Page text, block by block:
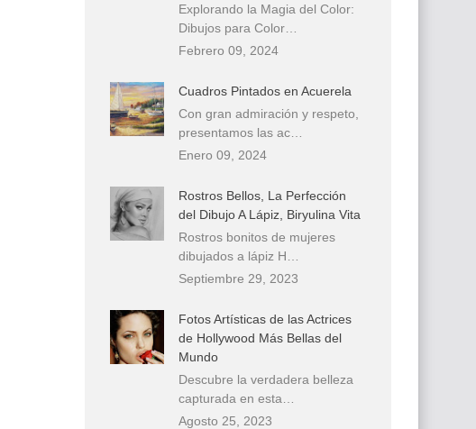
Explorando la Magia del Color:
Dibujos para Color…
Febrero 09, 2024
Cuadros Pintados en Acuerela
Con gran admiración y respeto,
presentamos las ac…
Enero 09, 2024
Rostros Bellos, La Perfección
del Dibujo A Lápiz, Biryulina Vita
Rostros bonitos de mujeres
dibujados a lápiz H…
Septiembre 29, 2023
Fotos Artísticas de las Actrices
de Hollywood Más Bellas del
Mundo
Descubre la verdadera belleza
capturada en esta…
Agosto 25, 2023